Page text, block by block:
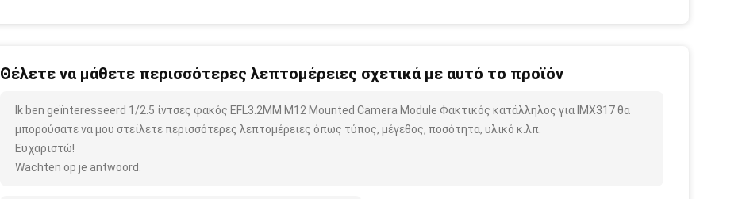
Θέλετε να μάθετε περισσότερες λεπτομέρειες σχετικά με αυτό το προϊόν
Ik ben geïnteresseerd 1/2.5 ίντσες φακός EFL3.2MM M12 Mounted Camera Module Φακτικός κατάλληλος για IMX317 θα
μπορούσατε να μου στείλετε περισσότερες λεπτομέρειες όπως τύπος, μέγεθος, ποσότητα, υλικό κ.λπ.
Ευχαριστώ!
Wachten op je antwoord.